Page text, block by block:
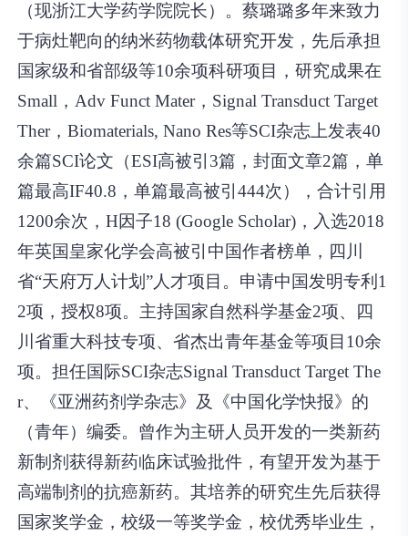
（现浙江大学药学院院长）。蔡璐璐多年来致力
于病灶靶向的纳米药物载体研究开发，先后承担
国家级和省部级等10余项科研项目，研究成果在
Small，Adv Funct Mater，Signal Transduct Target
Ther，Biomaterials, Nano Res等SCI杂志上发表40
余篇SCI论文（ESI高被引3篇，封面文章2篇，单
篇最高IF40.8，单篇最高被引444次），合计引用
1200余次，H因子18 (Google Scholar)，入选2018
年英国皇家化学会高被引中国作者榜单，四川
省“天府万人计划”人才项目。申请中国发明专利1
2项，授权8项。主持国家自然科学基金2项、四
川省重大科技专项、省杰出青年基金等项目10余
项。担任国际SCI杂志Signal Transduct Target The
r、《亚洲药剂学杂志》及《中国化学快报》的
（青年）编委。曾作为主研人员开发的一类新药
新制剂获得新药临床试验批件，有望开发为基于
高端制剂的抗癌新药。其培养的研究生先后获得
国家奖学金，校级一等奖学金，校优秀毕业生，